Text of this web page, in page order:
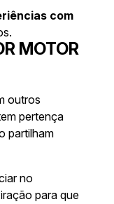
com
MOTOR
outros
pertença
partilham
no
para que